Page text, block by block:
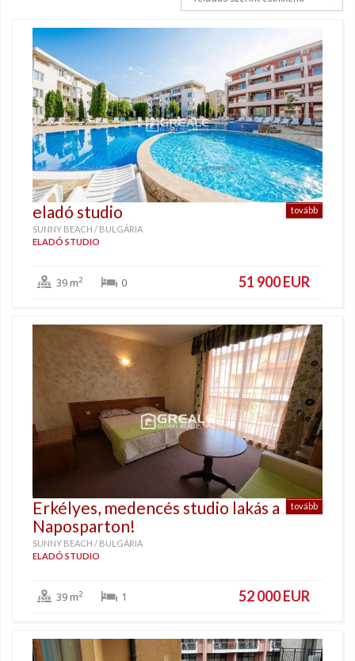
tovább
eladó studio
SUNNY BEACH / BULGÁRIA
ELADÓ STUDIO
39 m2 0 51 900 EUR
tovább
Erkélyes, medencés studio lakás a
Naposparton!
SUNNY BEACH / BULGÁRIA
ELADÓ STUDIO
39 m2 1 52 000 EUR